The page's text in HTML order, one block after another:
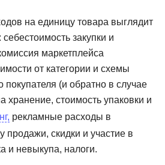
на единицу товара выглядит
закупки и
маркетплейса
от категории и схемы
покупателя (и обратно в случае
хранение, стоимость упаковки и
рекламные расходы в
продажи, скидки и участие в
и невыкупа, налоги.